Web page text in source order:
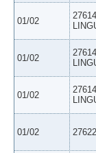
01/02
01/02
01/02
01/02